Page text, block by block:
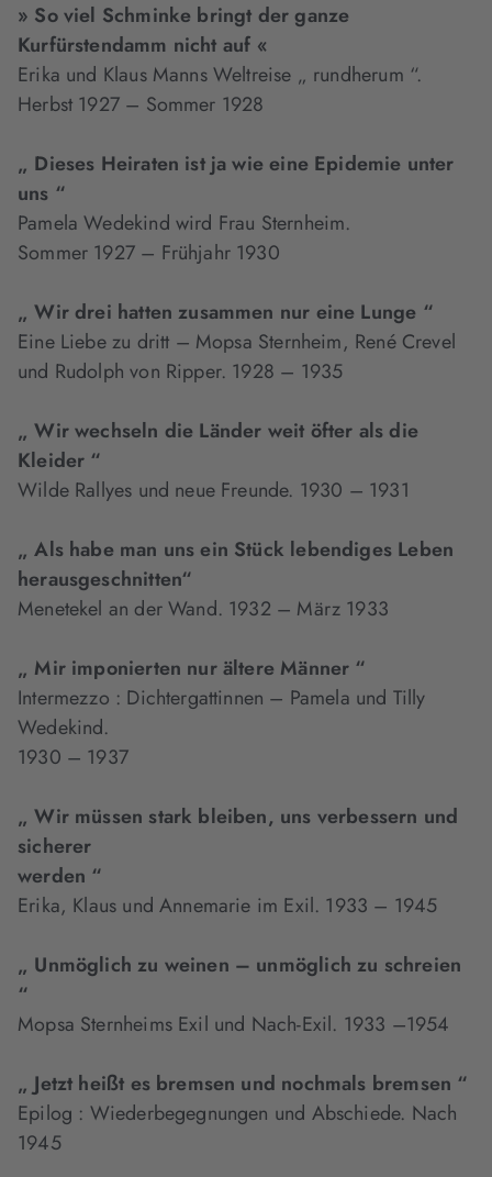
» So viel Schminke bringt der ganze
Kurfürstendamm nicht auf «
Erika und Klaus Manns Weltreise „ rundherum “.
Herbst 1927 – Sommer 1928
„ Dieses Heiraten ist ja wie eine Epidemie unter
uns “
Pamela Wedekind wird Frau Sternheim.
Sommer 1927 – Frühjahr 1930
„ Wir drei hatten zusammen nur eine Lunge “
Eine Liebe zu dritt – Mopsa Sternheim, René Crevel
und Rudolph von Ripper. 1928 – 1935
„ Wir wechseln die Länder weit öfter als die
Kleider “
Wilde Rallyes und neue Freunde. 1930 – 1931
„ Als habe man uns ein Stück lebendiges Leben
herausgeschnitten“
Menetekel an der Wand. 1932 – März 1933
„ Mir imponierten nur ältere Männer “
Intermezzo : Dichtergattinnen – Pamela und Tilly
Wedekind.
1930 – 1937
„ Wir müssen stark bleiben, uns verbessern und
sicherer
werden “
Erika, Klaus und Annemarie im Exil. 1933 – 1945
„ Unmöglich zu weinen – unmöglich zu schreien
“
Mopsa Sternheims Exil und Nach-Exil. 1933 –1954
„ Jetzt heißt es bremsen und nochmals bremsen “
Epilog : Wiederbegegnungen und Abschiede. Nach
1945